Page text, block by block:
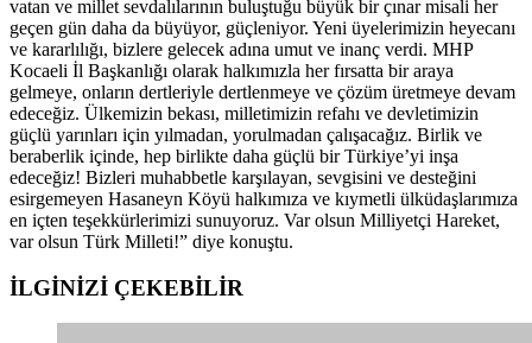
vatan ve millet sevdalılarının buluştuğu büyük bir çınar misali her
geçen gün daha da büyüyor, güçleniyor. Yeni üyelerimizin heyecanı
ve kararlılığı, bizlere gelecek adına umut ve inanç verdi. MHP
Kocaeli İl Başkanlığı olarak halkımızla her fırsatta bir araya
gelmeye, onların dertleriyle dertlenmeye ve çözüm üretmeye devam
edeceğiz. Ülkemizin bekası, milletimizin refahı ve devletimizin
güçlü yarınları için yılmadan, yorulmadan çalışacağız. Birlik ve
beraberlik içinde, hep birlikte daha güçlü bir Türkiye’yi inşa
edeceğiz! Bizleri muhabbetle karşılayan, sevgisini ve desteğini
esirgemeyen Hasaneyn Köyü halkımıza ve kıymetli ülküdaşlarımıza
en içten teşekkürlerimizi sunuyoruz. Var olsun Milliyetçi Hareket,
var olsun Türk Milleti!” diye konuştu.
İLGİNİZİ ÇEKEBİLİR